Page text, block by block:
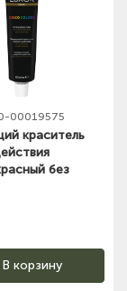
00019575
краситель
без
В корзину